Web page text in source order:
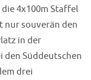
4x100m Staffel
nur souverän den
in der
den Süddeutschen
drei